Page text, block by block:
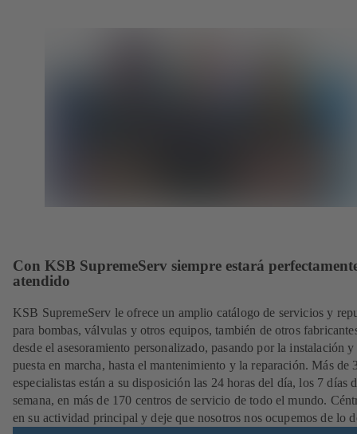
Con KSB SupremeServ siempre estará
atendido
KSB SupremeServ le ofrece un amplio catálogo de servicios y
para bombas, válvulas y otros equipos, también de otros
desde el asesoramiento personalizado, pasando por la instalación y
puesta en marcha, hasta el mantenimiento y la reparación. Más de
especialistas están a su disposición las 24 horas del día, los 7 días
semana, en más de 170 centros de servicio de todo el mundo.
en su actividad principal y deje que nosotros nos ocupemos de lo